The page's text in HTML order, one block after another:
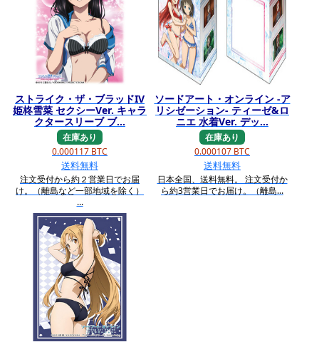
ストライク・ザ・ブラッドIV
姫柊雪菜 セクシーVer. キャラ
クタースリーブ ブ...
在庫あり
0.000117 BTC
送料無料
注文受付から約２営業日でお届
け。（離島など一部地域を除く）
...
ソードアート・オンライン -ア
リシゼーション- ティーゼ&ロ
ニエ 水着Ver. デッ...
在庫あり
0.000107 BTC
送料無料
日本全国、送料無料。 注文受付か
ら約3営業日でお届け。（離島...